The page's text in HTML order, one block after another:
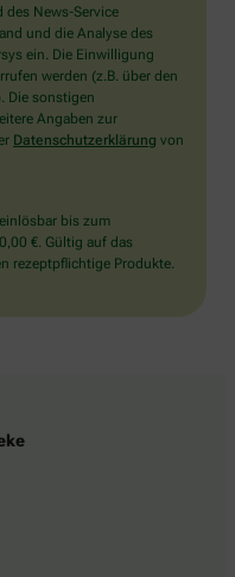
des News-Service
und die Analyse des
ein. Die Einwilligung
werden (z.B. über den
Die sonstigen
Angaben zur
Datenschutzerklärung von
bis zum
€. Gültig auf das
rezeptpflichtige Produkte.